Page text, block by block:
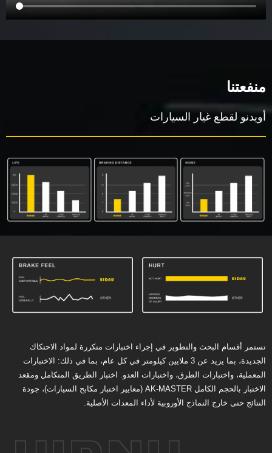
بشكل فعال خدمة "الضمانات الثلاثة" لما بعد البيع لحل مخاوف المستهلكين
في الداخل والخارج، ونحقق تدريجيًا رؤية الشركة المتمثلة في "التخطيط
منفعتنا
أويدنو لقطع غيار السيارات
تستمر أقسام البحث والتطوير في إجراء اختبارات متكررة لمواد الاحتكاك
الجديدة، بما يزيد عن 3 ملايين كيلومتر في كل عام، بما في ذلك: الاختبارات
المعملية، واختبارات الطرق، واختبارات العدو. اختبار الطريق المتكامل ومقعد
الاختبار بالحجم الكامل AK-MASTER (معايير اختبار مكابح السيارات)، جودة
النتائج حتى خارج النماذج الأوروبية لأداء المعدات الأصلية.